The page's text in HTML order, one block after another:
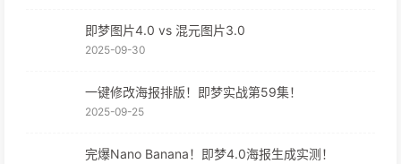
即梦图片4.0 vs 混元图片3.0
2025-09-30
一键修改海报排版！即梦实战第59集！
2025-09-25
完爆Nano Banana！即梦4.0海报生成实测！